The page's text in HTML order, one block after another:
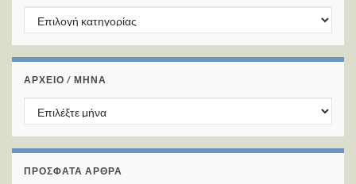
Kατηγορίες
ΑΡΧΕΙΟ / ΜΗΝΑ
ΑΡΧΕΙΟ / ΜΗΝΑ
ΠΡΌΣΦΑΤΑ ΆΡΘΡΑ